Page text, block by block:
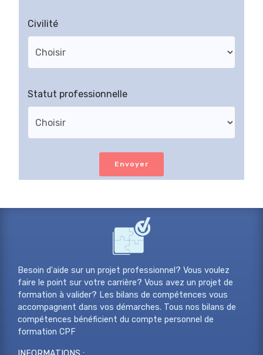
Civilité
Statut professionnelle
Envoyer
Besoin d'aide sur un projet professionnel? Vous voulez
faire le point sur votre carrière? Vous avez un projet de
formation à valider? Les bilans de compétences vous
accompagnent dans vos démarches. Tous nos bilans de
compétences bénéficient du compte personnel de
formation CPF